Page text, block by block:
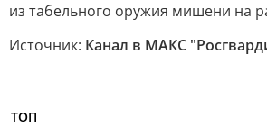
из табельного оружия мишени на
Источник: Канал в МАКС
ТОП